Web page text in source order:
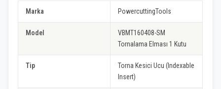
Marka PowercuttingTools
Model
VBMT160408-SM
Tornalama Elması 1 Kutu
Tip
Torna Kesici Ucu (Indexable
Insert)